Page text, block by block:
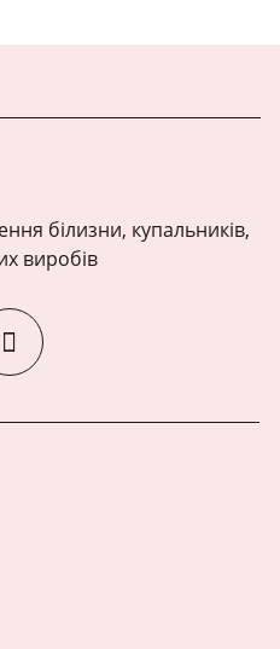
білизни, купальників,
виробів